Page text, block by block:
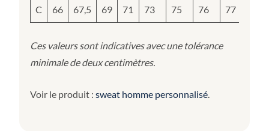
C 66 67,5 69 71 73 75 76 77
Ces valeurs sont indicatives avec une tolérance
minimale de deux centimètres.
Voir le produit : sweat homme personnalisé.